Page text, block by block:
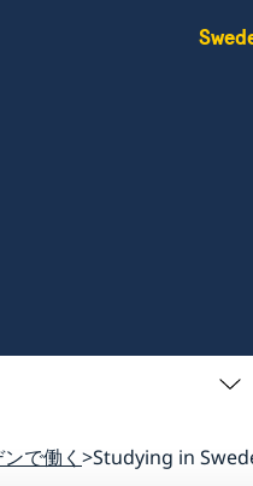
で働く Studying in